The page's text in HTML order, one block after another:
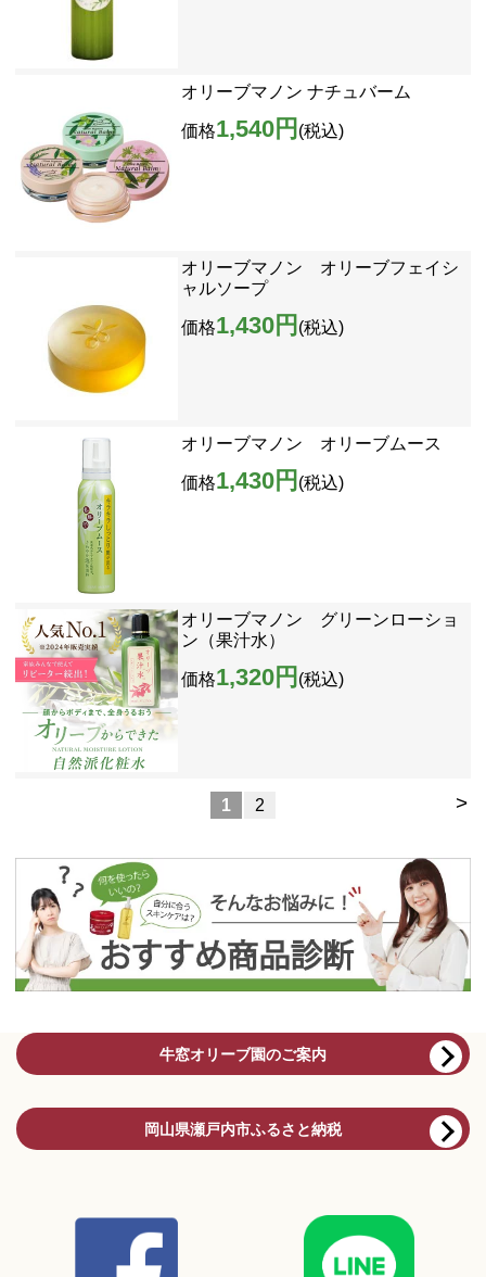
オリーブマノン ナチュバーム
価格1,540円 (税込)
オリーブマノン オリーブフェイシ
ャルソープ
価格1,430円 (税込)
オリーブマノン オリーブムース
価格1,430円 (税込)
オリーブマノン グリーンローショ
ン（果汁水）
価格1,320円 (税込)
>
1 2
牛窓オリーブ園のご案内
岡山県瀬戸内市ふるさと納税